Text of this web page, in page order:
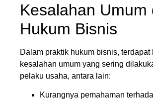
Kesalahan Umum
Hukum Bisnis
Dalam praktik hukum bisnis, terdapat
kesalahan umum yang sering
pelaku usaha, antara lain:
Kurangnya pemahaman